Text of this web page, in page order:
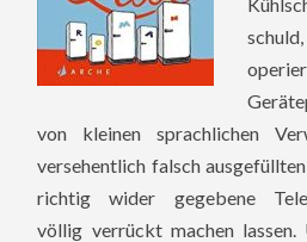
von kleinen sprachlichen
versehentlich falsch
richtig wider gegebene
völlig verrückt machen